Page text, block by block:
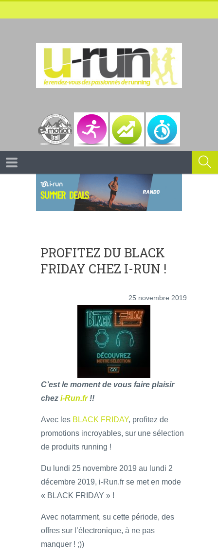
PROFITEZ DU BLACK
FRIDAY CHEZ I-RUN !
25 novembre 2019
C’est le moment de vous faire plaisir
chez i-Run.fr!!
Avec les BLACK FRIDAY, profitez de
promotions incroyables, sur une sélection
de produits running !
Du lundi 25 novembre 2019 au lundi 2
décembre 2019, i-Run.fr se met en mode
« BLACK FRIDAY » !
Avec notamment, su cette période, des
offres sur l’électronique, à ne pas
manquer ! ;))